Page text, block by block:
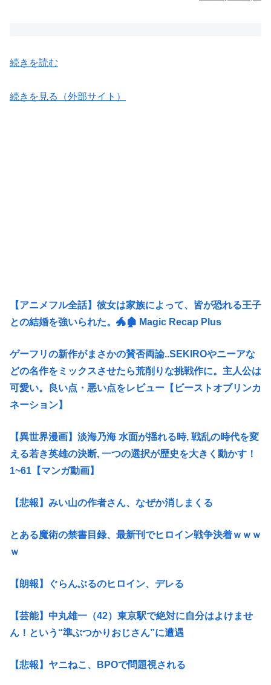
続きを読む
続きを見る（外部サイト）
【アニメフル全話】彼女は家族によって、皆が恐れる王子
との結婚を強いられた。🐲🏚 Magic Recap Plus
ゲーフリの新作がまさかの賛否両論..SEKIROやニーアな
どの名作をミックスさせたら荒削りな挑戦作に。主人公は
可愛い。良い点・悪い点をレビュー【ビーストオブリンカ
ネーション】
【異世界漫画】淡海乃海 水面が揺れる時, 戦乱の時代を変
える若き英雄の決断, 一つの選択が歴史を大きく動かす！
1~61【マンガ動画】
【悲報】みい山の作者さん、なぜか消しまくる
とある魔術の禁書目録、最新刊でヒロイン戦争決着ｗｗｗ
ｗ
【朗報】ぐらんぶるのヒロイン、デレる
【芸能】中丸雄一（42）東京駅で絶対に自分はよけませ
ん！という“準ぶつかりおじさん”に遭遇
【悲報】ヤニねこ、BPOで問題視される